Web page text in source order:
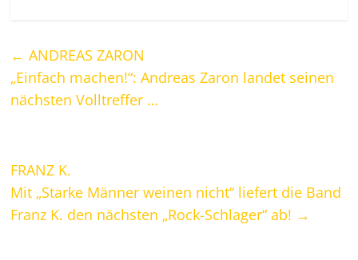
← ANDREAS ZARON
„Einfach machen!“: Andreas Zaron landet seinen
nächsten Volltreffer …
FRANZ K.
Mit „Starke Männer weinen nicht“ liefert die Band
Franz K. den nächsten „Rock-Schlager“ ab! →